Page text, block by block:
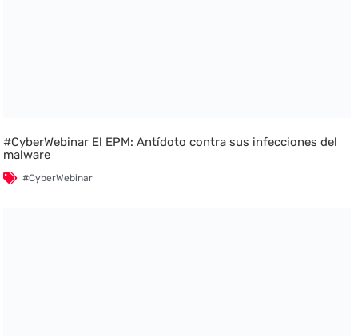
#CyberWebinar El EPM: Antídoto contra sus infecciones del
malware
#CyberWebinar